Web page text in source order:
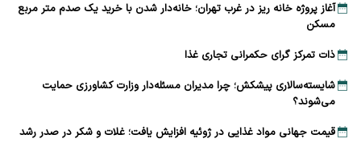
آغاز پروژه خانه ریز در غرب تهران؛ خانه‌دار شدن با خرید یک صدم متر مربع
مسکن
ذات تمرکز گرای حکمرانی تجاری غذا
شایسته‌سالاری پیشکش؛ چرا مدیران مسئله‌دار وزارت کشاورزی حمایت
می‌شوند؟
قیمت جهانی مواد غذایی در ژوئیه افزایش یافت؛ غلات و شکر در صدر رشد